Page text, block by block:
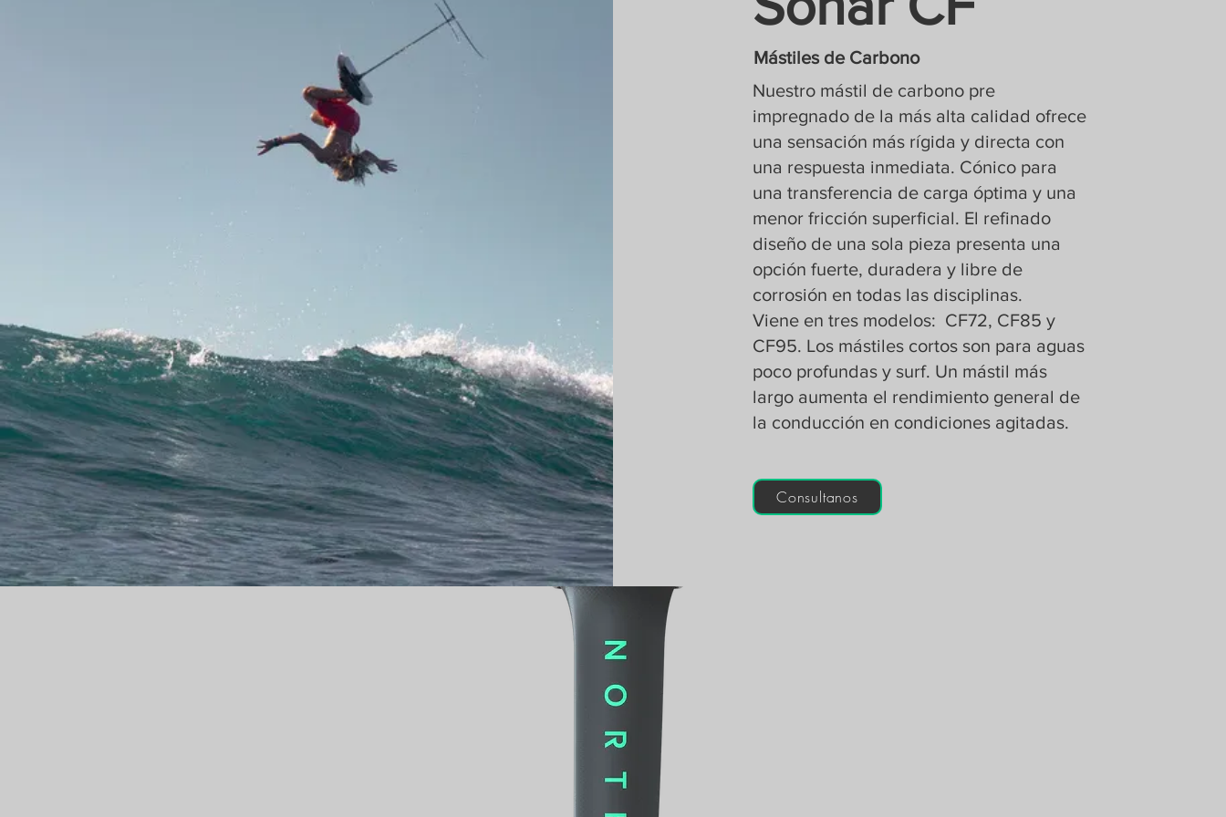
Mástiles de Carbono
Nuestro mástil de carbono pre
impregnado de la más alta calidad ofrece
una sensación más rígida y directa con
una respuesta inmediata. Cónico para
una transferencia de carga óptima y una
menor fricción superficial. El refinado
diseño de una sola pieza presenta una
opción fuerte, duradera y libre de
corrosión en todas las disciplinas.
Viene en tres modelos: CF72, CF85 y
CF95. Los mástiles cortos son para aguas
poco profundas y surf. Un mástil más
largo aumenta el rendimiento general de
la conducción en condiciones agitadas.
Consultanos